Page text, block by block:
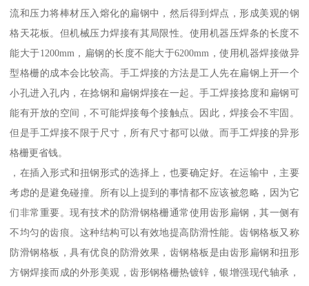
流和压力将棒材压入熔化的扁钢中，然后得到焊点，形成美观的钢
格天花板。但机械压力焊接有其局限性。使用机器压焊条的长度不
能大于1200mm，扁钢的长度不能大于6200mm，使用机器焊接做异
型格栅的成本会比较高。手工焊接的方法是工人先在扁钢上开一个
小孔进入孔内，在捻钢和扁钢焊接在一起。手工焊接捻度和扁钢可
能有开放的空间，不可能焊接每个接触点。因此，焊接会不牢固。
但是手工焊接不限于尺寸，所有尺寸都可以做。而手工焊接的异形
格栅更省钱。
，在插入形式和扭钢形式的选择上，也要确定好。在运输中，主要
考虑的是避免碰撞。所有以上提到的事情都不应该被忽略，因为它
们非常重要。现有技术的防滑钢格栅通常使用齿形扁钢，其一侧有
不均匀的齿痕。这种结构可以有效地提高防滑性能。齿钢格板又称
防滑钢格板，具有优良的防滑效果，齿钢格板是由齿形扁钢和扭形
方钢焊接而成的外形美观，齿形钢格栅热镀锌，银增强现代轴承，